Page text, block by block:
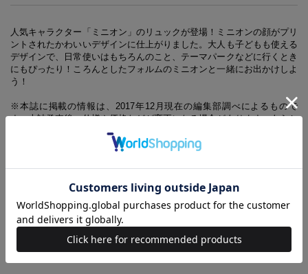
人気キャラクター「ミニオン」のリュックが登場！ミニオンの顔がプリ
ントされたかわいいデザインに仕上がりました。大人も子どもも使える
デザインで、日常使いはもちろんのこと、テーマパークなどに行くとき
にもぴったり！ころんとしたフォルムのミニオンと一緒にお出かけしよ
う！
※本誌に掲載の情報は、2017年12月現在の編集部調べによるもので
す。本誌発売後、仕様や価格などが変更になる場合があります。あらか
じめご了承ください。また、品切れ・欠品の際はご容赦ください。
※本誌掲載価格は、すべて消費税抜きで表示しています。
Despicable Me, Minion Made and all related marks and characters are
Studios. All Rights Reserved.